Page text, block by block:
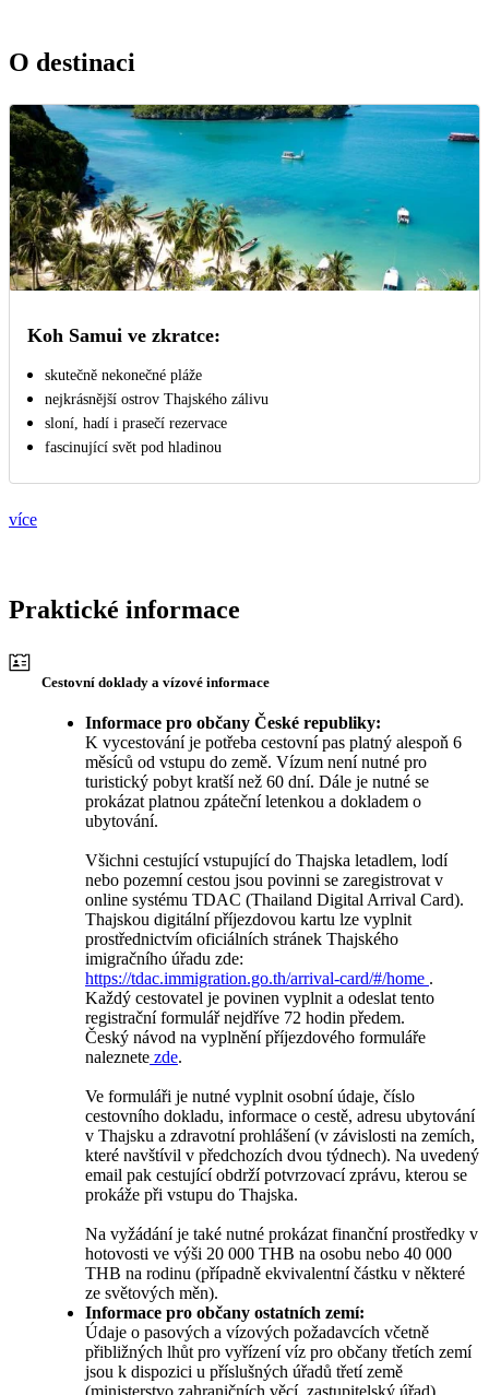
O destinaci
Koh Samui ve zkratce:
skutečně nekonečné pláže
nejkrásnější ostrov Thajského zálivu
sloní, hadí i prasečí rezervace
fascinující svět pod hladinou
více
Praktické informace
Cestovní doklady a vízové informace
Informace pro občany České republiky:
K vycestování je potřeba cestovní pas platný alespoň 6
měsíců od vstupu do země. Vízum není nutné pro
turistický pobyt kratší než 60 dní. Dále je nutné se
prokázat platnou zpáteční letenkou a dokladem o
ubytování.
Všichni cestující vstupující do Thajska letadlem, lodí
nebo pozemní cestou jsou povinni se zaregistrovat v
online systému TDAC (Thailand Digital Arrival Card).
Thajskou digitální příjezdovou kartu lze vyplnit
prostřednictvím oficiálních stránek Thajského
imigračního úřadu zde:
https://tdac.immigration.go.th/arrival-card/#/home .
Každý cestovatel je povinen vyplnit a odeslat tento
registrační formulář nejdříve 72 hodin předem.
Český návod na vyplnění příjezdového formuláře
naleznete zde.
Ve formuláři je nutné vyplnit osobní údaje, číslo
cestovního dokladu, informace o cestě, adresu ubytování
v Thajsku a zdravotní prohlášení (v závislosti na zemích,
které navštívil v předchozích dvou týdnech). Na uvedený
email pak cestující obdrží potvrzovací zprávu, kterou se
prokáže při vstupu do Thajska.
Na vyžádání je také nutné prokázat finanční prostředky v
hotovosti ve výši 20 000 THB na osobu nebo 40 000
THB na rodinu (případně ekvivalentní částku v některé
ze světových měn).
Informace pro občany ostatních zemí:
Údaje o pasových a vízových požadavcích včetně
přibližných lhůt pro vyřízení víz pro občany třetích zemí
jsou k dispozici u příslušných úřadů třetí země